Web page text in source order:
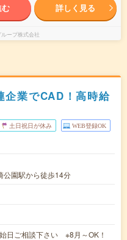
む 詳しく見る
ープ株式会社
企業でCAD！高時給
土日祝日が休み WEB登録OK
公園駅から徒歩14分
日ご相談下さい ※8月～OK！